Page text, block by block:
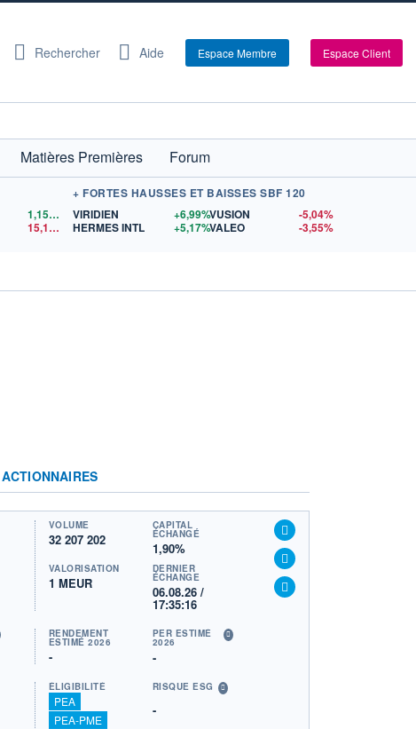
Rechercher Aide Espace Membre Espace Client
Matières Premières
Forum
1,1522
$US
15,15$US
+ FORTES HAUSSES ET BAISSES SBF 120
VIRIDIEN
+6,99%
HERMES INTL
+5,17%
VUSION
-5,04%
VALEO
-3,55%
ACTIONNAIRES
VOLUME
32 207 202
CAPITAL
ÉCHANGÉ
1,90%
VALORISATION
1 MEUR
DERNIER
ÉCHANGE
06.08.26 /
17:35:16
RENDEMENT
ESTIMÉ 2026
-
PER ESTIMÉ
2026
-
ÉLIGIBILITÉ
PEA
PEA-PME
RISQUE ESG
-